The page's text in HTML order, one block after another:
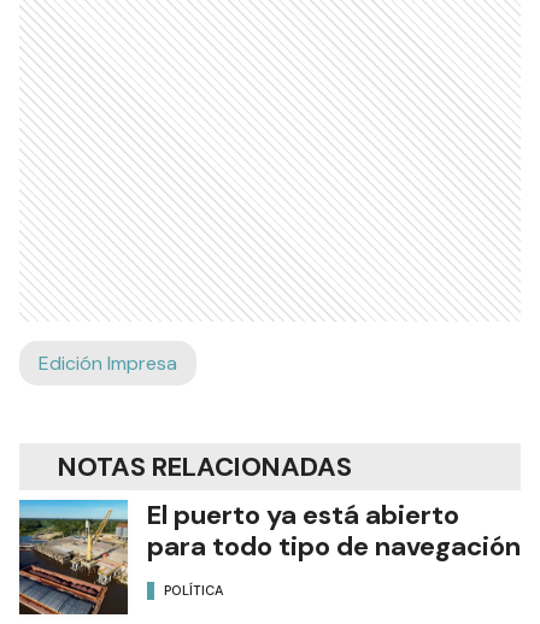
Edición Impresa
NOTAS RELACIONADAS
El puerto ya está abierto
para todo tipo de navegación
POLÍTICA